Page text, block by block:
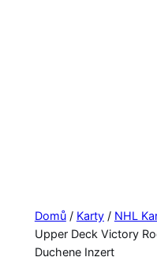
Domů/ Karty/ NHL
Upper Deck Victory
Duchene Inzert